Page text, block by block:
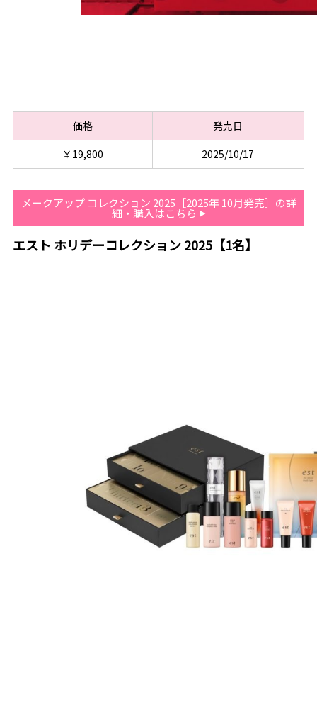
価格
発売日
￥19,800
2025/10/17
メークアップ コレクション 2025［2025年 10月発売］の詳
細・購入はこちら
エスト ホリデーコレクション 2025【1名】